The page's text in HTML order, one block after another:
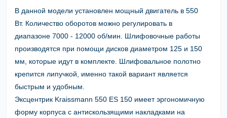
В данной модели установлен мощный двигатель в 550
Вт. Количество оборотов можно регулировать в
диапазоне 7000 - 12000 об/мин. Шлифовочные работы
производятся при помощи дисков диаметром 125 и 150
мм, которые идут в комплекте. Шлифовальное полотно
крепится липучкой, именно такой вариант является
быстрым и удобным.
Эксцентрик Kraissmann 550 ES 150 имеет эргономичную
форму корпуса с антискользящими накладками на